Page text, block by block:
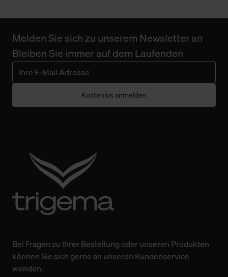
Melden Sie sich zu unserem Newsletter an
Bleiben Sie immer auf dem Laufenden
Kostenlos anmelden
Bei Fragen zu Ihrer Bestellung oder unseren Produkten
können Sie sich gerne an unseren Kundenservice
wenden.